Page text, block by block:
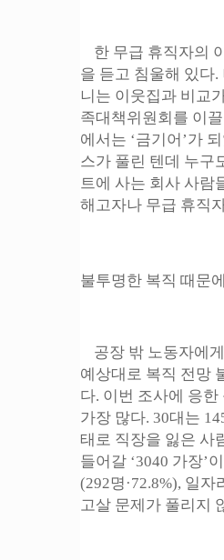
한 무급 휴직자의
을 듣고 침울해 있다
니는 이웃집과 비교
족대책위원회를 이
에서는 ‘금기어’가
스가 풀린 텐데 누구
트에 사는 회사 사람
해고자나 무급 휴직
불투명한 복직 때문
공장 밖 노동자에
예상대로 복직 전망
다. 이번 조사에 응
가장 많다. 30대는
태로 직장을 잃은 사
들어갈 ‘3040 가장’
(292명·72.8%), 일
고살 문제가 풀리지